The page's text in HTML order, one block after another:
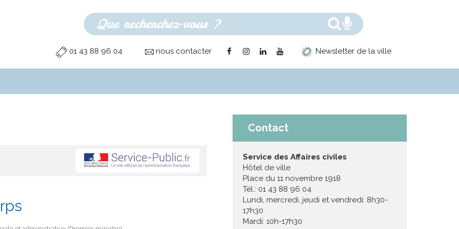
Rechercher
Recherche
01 43 88 96 04 nous contacter
Lien
Facebook
Lien
Instagram
Lien
LinkedinYoutube
Newsletter de la ville
Contact
Service des Affaires civiles
Hôtel de ville
Place du 11 novembre 1918
Tél.: 01 43 88 96 04
Lundi, mercredi, jeudi et vendredi: 8h30-
17h30
Mardi: 10h-17h30